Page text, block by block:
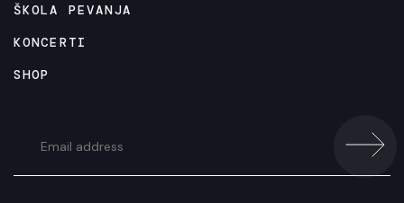
ŠKOLA PEVANJA
KONCERTI
SHOP